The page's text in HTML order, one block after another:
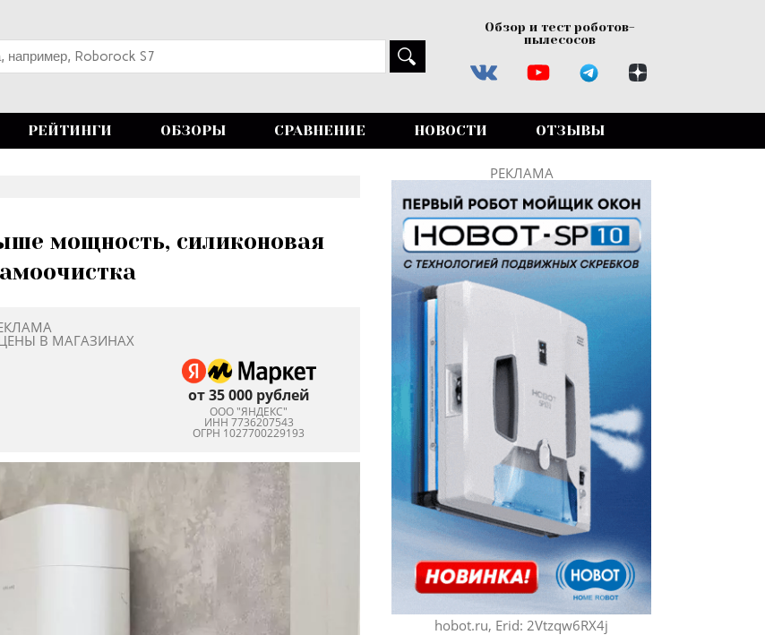
Обзор и тест роботов-
пылесосов
РЕЙТИНГИ ОБЗОРЫ СРАВНЕНИЕ НОВОСТИ ОТЗЫВЫ
мощность, силиконовая
В МАГАЗИНАХ
от 35 000 рублей
ООО "ЯНДЕКС"
ИНН 7736207543
ОГРН 1027700229193
РЕКЛАМА
hobot.ru, Erid: 2Vtzqw6RX4j